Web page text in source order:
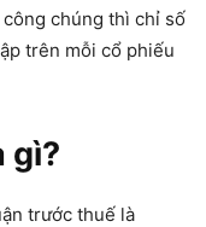
chúng thì chỉ số
trên mỗi cổ phiếu
gì?
trước thuế là